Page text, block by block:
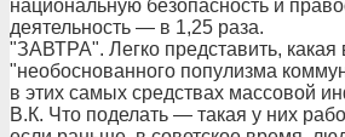
национальную безопасность и
деятельность — в 1,25 раза.
"ЗАВТРА". Легко представить, какая
"необоснованного популизма
в этих самых средствах массовой
В.К. Что поделать — такая у них